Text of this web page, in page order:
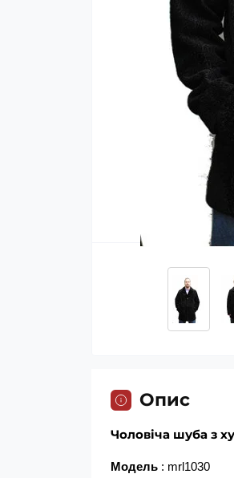
Опис
Чоловіча шуба з
Модель : mrl1030